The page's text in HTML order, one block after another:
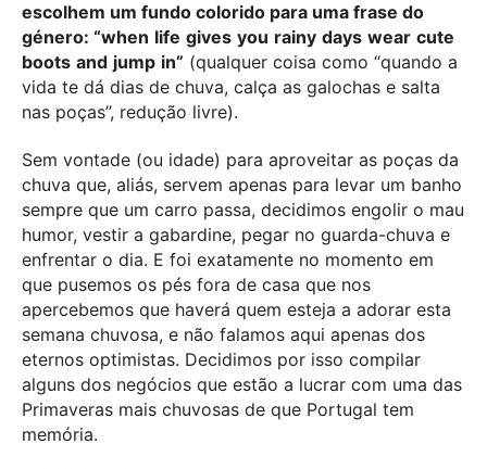
escolhem um fundo colorido para uma frase do
género: “when life gives you rainy days wear cute
boots and jump in” (qualquer coisa como “quando a
vida te dá dias de chuva, calça as galochas e salta
nas poças”, redução livre).
Sem vontade (ou idade) para aproveitar as poças da
chuva que, aliás, servem apenas para levar um banho
sempre que um carro passa, decidimos engolir o mau
humor, vestir a gabardine, pegar no guarda-chuva e
enfrentar o dia. E foi exatamente no momento em
que pusemos os pés fora de casa que nos
apercebemos que haverá quem esteja a adorar esta
semana chuvosa, e não falamos aqui apenas dos
eternos optimistas. Decidimos por isso compilar
alguns dos negócios que estão a lucrar com uma das
Primaveras mais chuvosas de que Portugal tem
memória.